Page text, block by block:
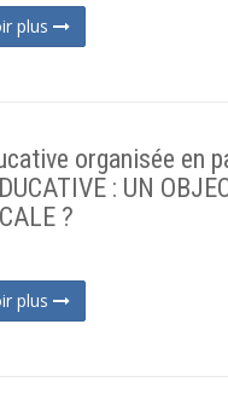
plus
organisée en
: UN
?
plus